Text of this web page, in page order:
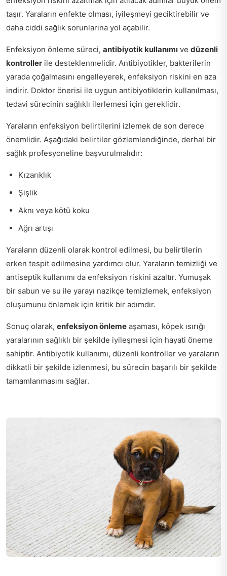
taşır. Yaraların enfekte olması, iyileşmeyi geciktirebilir ve
daha ciddi sağlık sorunlarına yol açabilir.
Enfeksiyon önleme süreci, antibiyotik kullanımı ve düzenli
kontroller ile desteklenmelidir. Antibiyotikler, bakterilerin
yarada çoğalmasını engelleyerek, enfeksiyon riskini en aza
indirir. Doktor önerisi ile uygun antibiyotiklerin kullanılması,
tedavi sürecinin sağlıklı ilerlemesi için gereklidir.
Yaraların enfeksiyon belirtilerini izlemek de son derece
önemlidir. Aşağıdaki belirtiler gözlemlendiğinde, derhal bir
sağlık profesyoneline başvurulmalıdır:
Kızarıklık
Şişlik
Aknı veya kötü koku
Ağrı artışı
Yaraların düzenli olarak kontrol edilmesi, bu belirtilerin
erken tespit edilmesine yardımcı olur. Yaraların temizliği ve
antiseptik kullanımı da enfeksiyon riskini azaltır. Yumuşak
bir sabun ve su ile yarayı nazikçe temizlemek, enfeksiyon
oluşumunu önlemek için kritik bir adımdır.
Sonuç olarak, enfeksiyon önleme aşaması, köpek ısırığı
yaralarının sağlıklı bir şekilde iyileşmesi için hayati öneme
sahiptir. Antibiyotik kullanımı, düzenli kontroller ve yaraların
dikkatli bir şekilde izlenmesi, bu sürecin başarılı bir şekilde
tamamlanmasını sağlar.